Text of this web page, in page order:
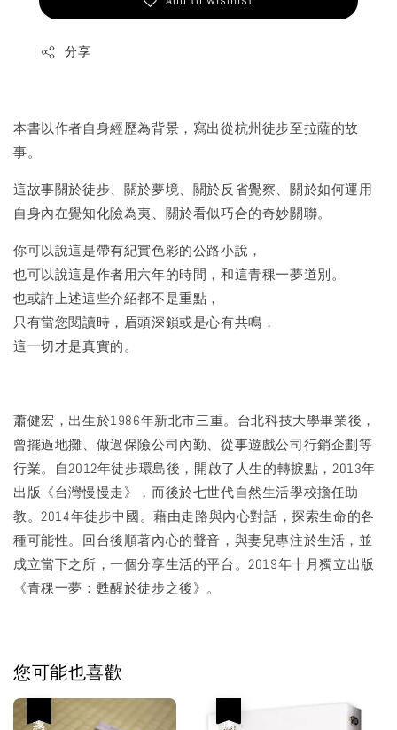
分享
本書以作者自身經歷為背景，寫出從杭州徒步至拉薩的故
事。
這故事關於徒步、關於夢境、關於反省覺察、關於如何運用
自身內在覺知化險為夷、關於看似巧合的奇妙關聯。
你可以說這是帶有紀實色彩的公路小說，
也可以說這是作者用六年的時間，和這青稞一夢道別。
也或許上述這些介紹都不是重點，
只有當您閱讀時，眉頭深鎖或是心有共鳴，
這一切才是真實的。
蕭健宏，出生於1986年新北市三重。台北科技大學畢業後，
曾擺過地攤、做過保險公司內勤、從事遊戲公司行銷企劃等
行業。自2012年徒步環島後，開啟了人生的轉捩點，2013年
出版《台灣慢慢走》，而後於七世代自然生活學校擔任助
教。2014年徒步中國。藉由走路與內心對話，探索生命的各
種可能性。回台後順著內心的聲音，與妻兒專注於生活，並
成立當下之所，一個分享生活的平台。2019年十月獨立出版
《青稞一夢：甦醒於徒步之後》。
您可能也喜歡